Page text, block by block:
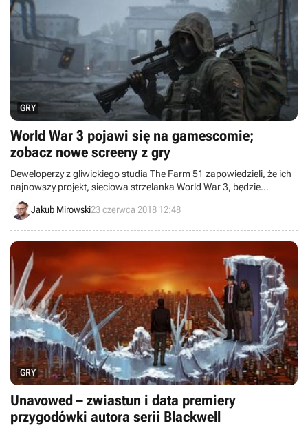
GRY
World War 3 pojawi się na gamescomie;
zobacz nowe screeny z gry
Deweloperzy z gliwickiego studia The Farm 51 zapowiedzieli, że ich
najnowszy projekt, sieciowa strzelanka World War 3, będzie
dostępny do przetestowania podczas sierpniowych targów
gamescom w Kolonii.
Jakub Mirowski23 czerwca 2018 12:48
GRY
Unavowed – zwiastun i data premiery
przygodówki autora serii Blackwell